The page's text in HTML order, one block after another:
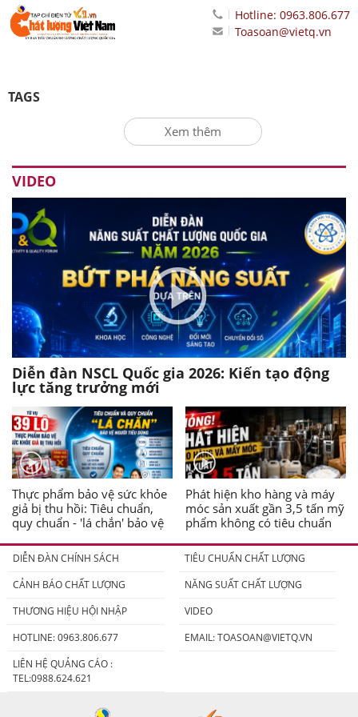
Hotline: 0963.806.677
Toasoan@vietq.vn
TAGS
Xem thêm
VIDEO
Diễn đàn NSCL Quốc gia 2026: Kiến tạo động
lực tăng trưởng mới
Thực phẩm bảo vệ sức khỏe
giả bị thu hồi: Tiêu chuẩn,
quy chuẩn - 'lá chắn' bảo vệ
Phát hiện kho hàng và máy
móc sản xuất gần 3,5 tấn mỹ
phẩm không có tiêu chuẩn
DIỄN ĐÀN CHÍNH SÁCH
TIÊU CHUẨN CHẤT LƯỢNG
CẢNH BÁO CHẤT LƯỢNG
NĂNG SUẤT CHẤT LƯỢNG
THƯƠNG HIỆU HỘI NHẬP
VIDEO
HOTLINE: 0963.806.677
EMAIL:TOASOAN@VIETQ.VN
LIÊN HỆ QUẢNG CÁO :
TEL:0988.624.621